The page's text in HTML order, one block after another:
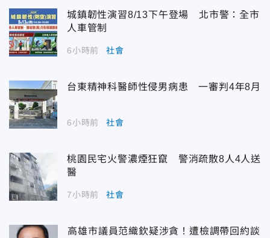
城鎮韌性演習8/13下午登場 北市警：全市
人車管制
6小時前 社會
台東精神科醫師性侵男病患 一審判4年8月
6小時前 社會
桃園民宅火警濃煙狂竄 警消疏散8人4人送
醫
7小時前 社會
高雄市議員范織欽疑涉貪！遭檢調帶回約談